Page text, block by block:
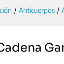
/ Anticuerpos /